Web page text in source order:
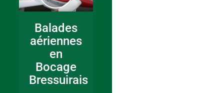
Balades
aériennes
en
Bocage
Bressuirais